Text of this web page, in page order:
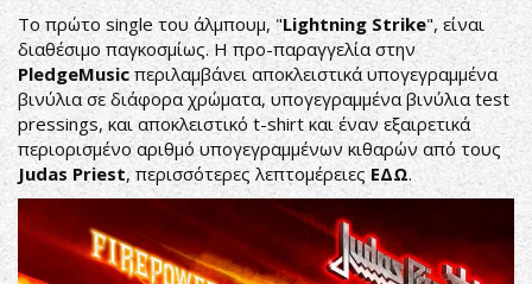
Το πρώτο single του άλμπουμ, "LightningStrike", είναι
διαθέσιμο παγκοσμίως. Η προ-παραγγελία στην
PledgeMusicπεριλαμβάνει αποκλειστικά υπογεγραμμένα
βινύλια σε διάφορα χρώματα, υπογεγραμμένα βινύλια test
pressings, και αποκλειστικό t-shirt και έναν εξαιρετικά
περιορισμένο αριθμό υπογεγραμμένων κιθαρών από τους
Judas Priest, περισσότερες λεπτομέρειες ΕΔΩ.